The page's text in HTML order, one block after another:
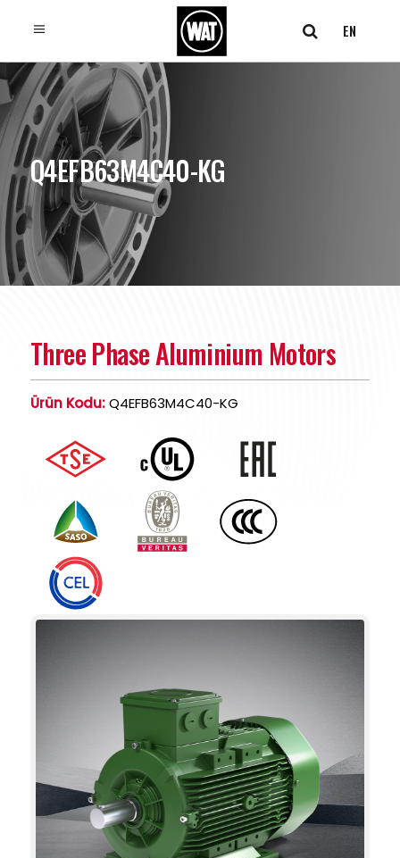
EN
Q4EFB63M4C40-KG
Three Phase Aluminium Motors
Ürün Kodu:Q4EFB63M4C40-KG